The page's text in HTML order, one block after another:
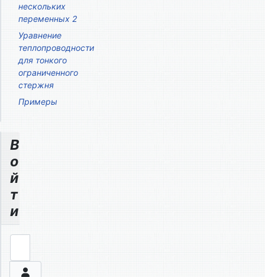
нескольких
переменных 2
Уравнение
теплопроводности
для тонкого
ограниченного
стержня
Примеры
В
о
й
т
и